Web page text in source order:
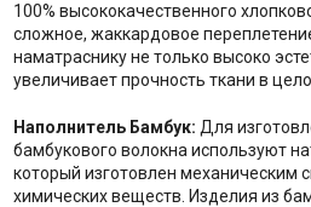
100% высококачественного
сложное, жаккардовое
наматраснику не только высоко
увеличивает прочность ткани в
Наполнитель Бамбук: Для
бамбукового волокна используют
который изготовлен механическим
химических веществ. Изделия из